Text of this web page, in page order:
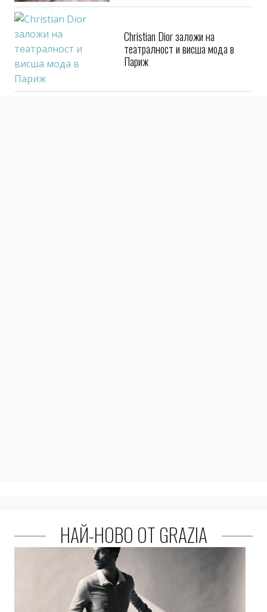
Christian Dior заложи на
театралност и висша мода в
Париж
НАЙ-НОВО ОТ GRAZIA